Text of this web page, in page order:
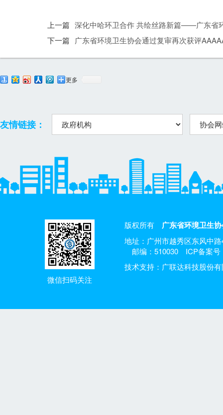
上一篇 深化中哈环卫合作 共绘丝路新篇——广东省
下一篇
广东省环境卫生协会通过复审再次获评
更多
友情链接：
微信扫码关注
版权所有 广东省环境卫生
地址：广州市越秀区东风中
邮编：510030
ICP备案号
技术支持：广联达科技股份